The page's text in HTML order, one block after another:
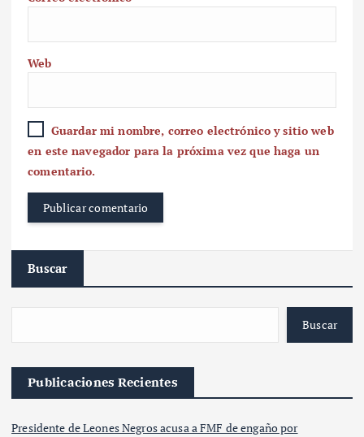
Web
Guardar mi nombre, correo electrónico y sitio web
en este navegador para la próxima vez que haga un
comentario.
Buscar
Buscar
Publicaciones Recientes
Presidente de Leones Negros acusa a FMF de engaño por